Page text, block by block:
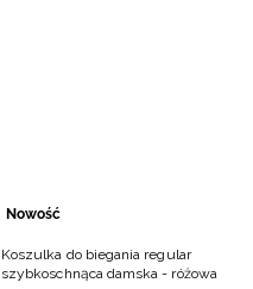
Nowość
Koszulka do biegania regular
szybkoschnąca damska - różowa